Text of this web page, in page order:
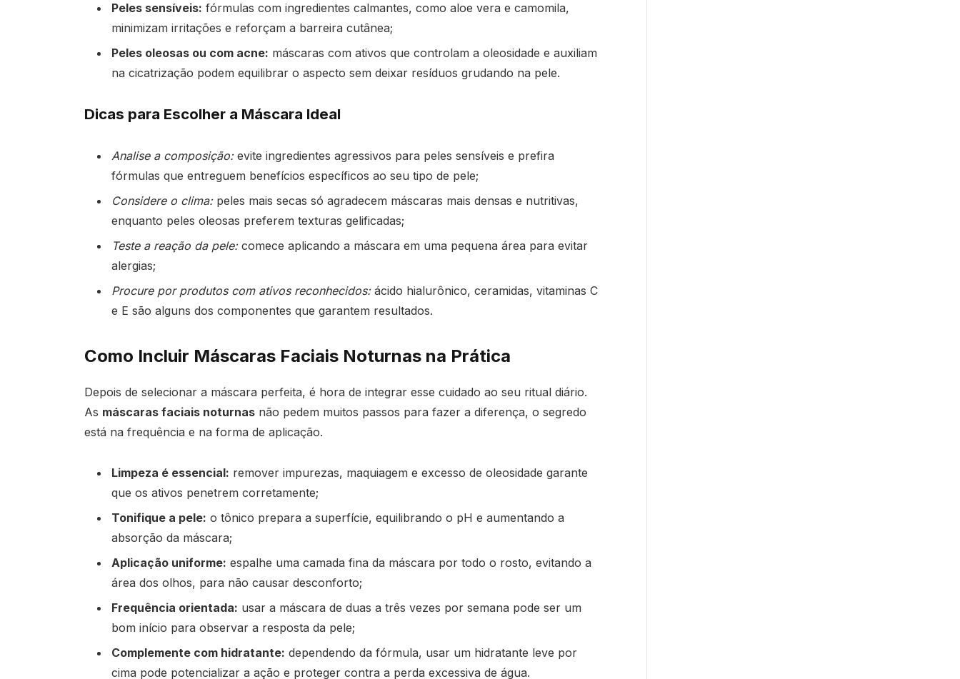
Peles sensíveis: fórmulas com ingredientes calmantes, como aloe vera e camomila,
minimizam irritações e reforçam a barreira cutânea;
Peles oleosas ou com acne: máscaras com ativos que controlam a oleosidade e auxiliam
na cicatrização podem equilibrar o aspecto sem deixar resíduos grudando na pele.
Dicas para Escolher a Máscara Ideal
Analise a composição:evite ingredientes agressivos para peles sensíveis e prefira
fórmulas que entreguem benefícios específicos ao seu tipo de pele;
Considere o clima:peles mais secas só agradecem máscaras mais densas e nutritivas,
enquanto peles oleosas preferem texturas gelificadas;
Teste a reação da pele:comece aplicando a máscara em uma pequena área para evitar
alergias;
Procure por produtos com ativos reconhecidos:ácido hialurônico, ceramidas, vitaminas C
e E são alguns dos componentes que garantem resultados.
Como Incluir Máscaras Faciais Noturnas na Prática
Depois de selecionar a máscara perfeita, é hora de integrar esse cuidado ao seu ritual diário.
As máscaras faciais noturnasnão pedem muitos passos para fazer a diferença, o segredo
está na frequência e na forma de aplicação.
Limpeza é essencial: remover impurezas, maquiagem e excesso de oleosidade garante
que os ativos penetrem corretamente;
Tonifique a pele: o tônico prepara a superfície, equilibrando o pH e aumentando a
absorção da máscara;
Aplicação uniforme: espalhe uma camada fina da máscara por todo o rosto, evitando a
área dos olhos, para não causar desconforto;
Frequência orientada: usar a máscara de duas a três vezes por semana pode ser um
bom início para observar a resposta da pele;
Complemente com hidratante: dependendo da fórmula, usar um hidratante leve por
cima pode potencializar a ação e proteger contra a perda excessiva de água.